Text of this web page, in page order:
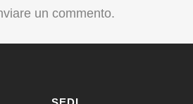
un commento.